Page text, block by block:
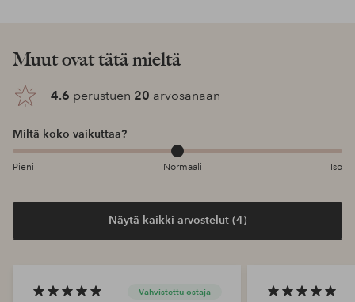
Muut ovat tätä mieltä
4.6 perustuen 20 arvosanaan
Miltä koko vaikuttaa?
Pieni Normaali Iso
Näytä kaikki arvostelut (4)
Vahvistettu ostaja